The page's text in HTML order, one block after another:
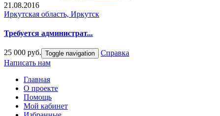
21.08.2016
Иркутская область, Иркутск
Требуется администрат...
25 000 руб. Toggle navigation
Справка
Написать нам
Главная
О проекте
Помощь
Мой кабинет